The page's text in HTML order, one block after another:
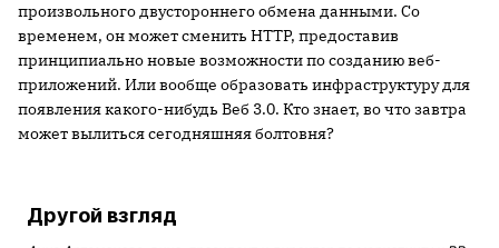
произвольного двустороннего обмена данными. Со
временем, он может сменить HTTP, предоставив
принципиально новые возможности по созданию веб-
приложений. Или вообще образовать инфраструктуру для
появления какого-нибудь Веб 3.0. Кто знает, во что завтра
может вылиться сегодняшняя болтовня?
Другой взгляд